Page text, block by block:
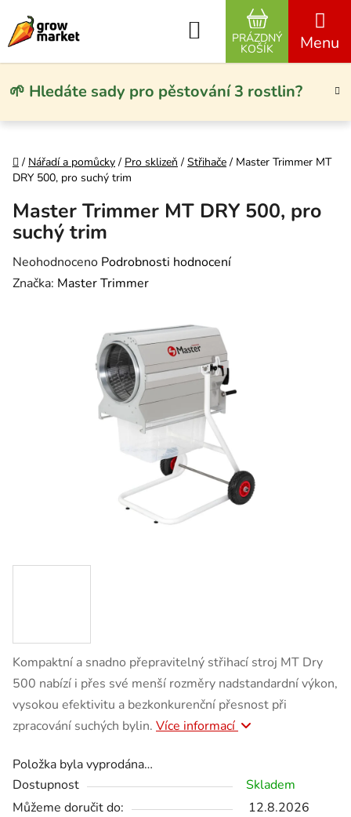
🌱 Hledáte sady pro pěstování 3 rostlin?
Hledat
NÁKUPNÍ
PRÁZDNÝ
KOŠÍK
Domů
/ Nářadí a pomůcky / Pro sklizeň / Střihače / Master Trimmer MT
DRY 500, pro suchý trim
Kompaktní a snadno přepravitelný střihací stroj MT Dry
500 nabízí i přes své menší rozměry nadstandardní výkon,
vysokou efektivitu a bezkonkurenční přesnost při
zpracování suchých bylin. Více informací
Položka byla vyprodána…
Dostupnost
Skladem
Můžeme doručit do:
12.8.2026
Master Trimmer MT DRY 500, pro
suchý trim
Průměrné hodnocení produktu je 0,0 z 5 hvězdiček.
Neohodnoceno Podrobnosti hodnocení
Značka: Master Trimmer